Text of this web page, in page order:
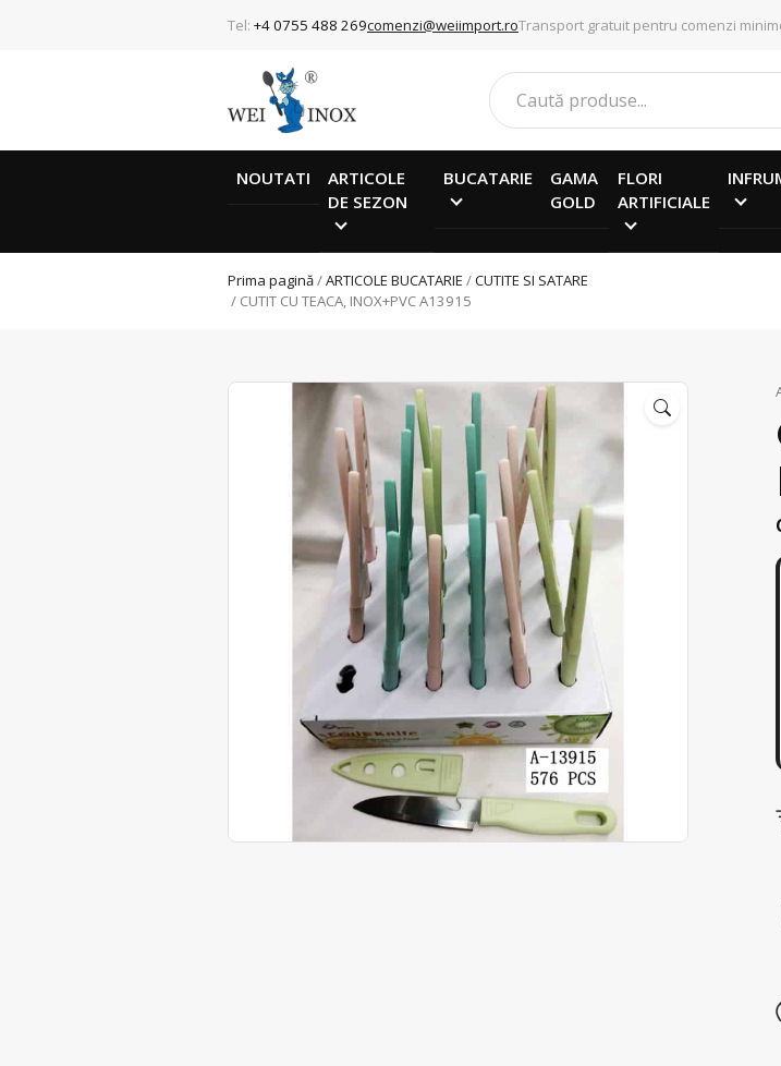
Tel: +4 0755 488 269comenzi@weiimport.roTransport gratuit pentru comenzi
NOUTATI
ARTICOLE
DE SEZON
BUCATARIE
GAMA
GOLD
FLORI
ARTIFICIALE
Prima pagină/ARTICOLE BUCATARIE /CUTITE SI SATARE
/ CUTIT CU TEACA, INOX+PVC A13915